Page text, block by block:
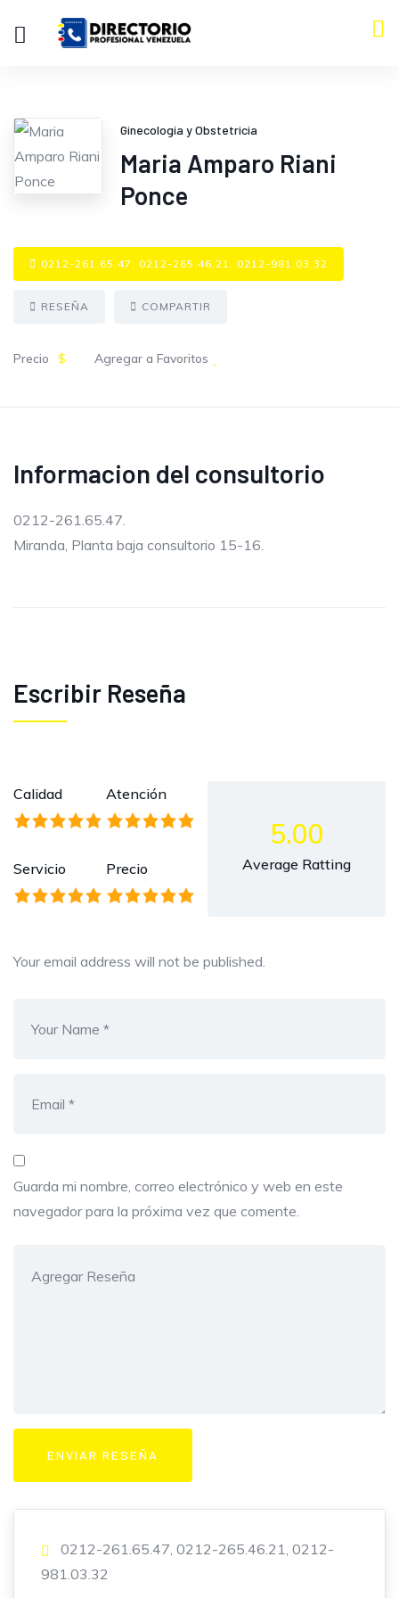
Ginecología y Obstetricia
Maria Amparo Riani
Ponce
0212-261.65.47, 0212-265.46.21, 0212-981.03.32
RESEÑA COMPARTIR
Precio $ Agregar a Favoritos
Informacion del consultorio
0212-261.65.47.
Miranda, Planta baja consultorio 15-16.
Escribir Reseña
Calidad Atención
Servicio Precio
5.00
Average Ratting
Your email address will not be published.
Guarda mi nombre, correo electrónico y web en este
navegador para la próxima vez que comente.
0212-261.65.47, 0212-265.46.21, 0212-
981.03.32